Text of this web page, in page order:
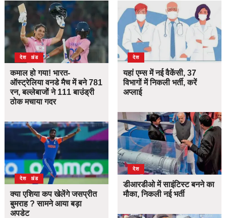
उत्तराखंड
देश
कमाल हो गया! भारत-
ऑस्ट्रेलिया वनडे मैच में बने 781
रन, बल्लेबाजों ने 111 बाउंड्री
ठोक मचाया गदर
उत्तराखंड
देश
क्या एशिया कप खेलेंगे जसप्रीत
बुमराह ? सामने आया बड़ा
अपडेट
देश
यहां एम्स में नई वैकेंसी, 37
विभागों में निकली भर्ती, करें
अप्लाई
देश
डीआरडीओ में साइंटिस्ट बनने का
मौका, निकली नई भर्ती